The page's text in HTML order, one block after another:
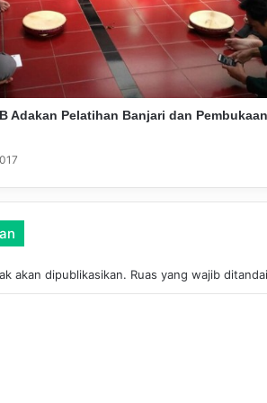
Adakan Pelatihan Banjari dan
akan dipublikasikan. Ruas yang wajib